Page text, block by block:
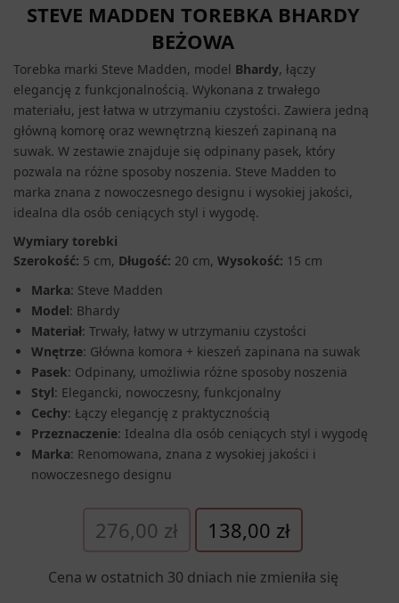
STEVE MADDEN TOREBKA BHARDY
BEŻOWA
Torebka marki Steve Madden, model Bhardy, łączy
elegancję z funkcjonalnością. Wykonana z trwałego
materiału, jest łatwa w utrzymaniu czystości. Zawiera jedną
główną komorę oraz wewnętrzną kieszeń zapinaną na
suwak. W zestawie znajduje się odpinany pasek, który
pozwala na różne sposoby noszenia. Steve Madden to
marka znana z nowoczesnego designu i wysokiej jakości,
idealna dla osób ceniących styl i wygodę.
Wymiary torebki
Szerokość: 5 cm, Długość: 20 cm,Wysokość: 15 cm
Marka: Steve Madden
Model: Bhardy
Materiał: Trwały, łatwy w utrzymaniu czystości
Wnętrze: Główna komora + kieszeń zapinana na suwak
Pasek: Odpinany, umożliwia różne sposoby noszenia
Styl: Elegancki, nowoczesny, funkcjonalny
Cechy: Łączy elegancję z praktycznością
Przeznaczenie: Idealna dla osób ceniących styl i wygodę
Marka: Renomowana, znana z wysokiej jakości i
nowoczesnego designu
276,00 zł
cena
138,00 zł
138,00 zł.
Cena w ostatnich 30 dniach nie zmieniła się